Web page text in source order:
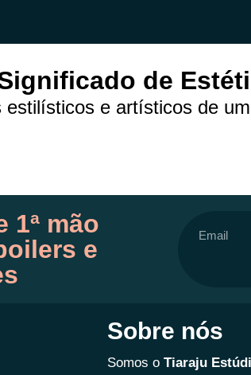
de
estilísticos e artísticos de
1ª mão
e
Sobre nós
Somos o Tiaraju